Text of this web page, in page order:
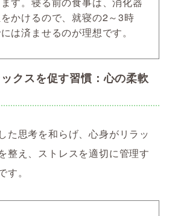
かけるので、就寝の2～3時
は済ませるのが理想です。
クスを促す習慣：心の柔軟
た思考を和らげ、心身がリラッ
整え、ストレスを適切に管理す
。